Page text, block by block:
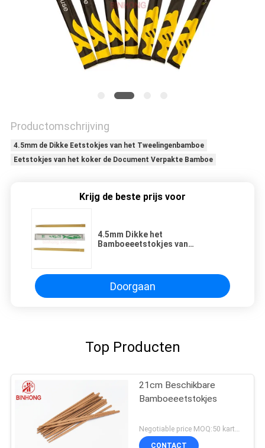
Productomschrijving
4.5mm de Dikke Eetstokjes van het Tweelingenbamboe
Eetstokjes van het koker de Document Verpakte Bamboe
Krijg de beste prijs voor
4.5mm Dikke het
Bamboeeetstokjes van
Doorgaan
Top Producten
21cm Beschikbare
Bamboeeetstokjes
Negotiable price MOQ:50 karton
CONTACT